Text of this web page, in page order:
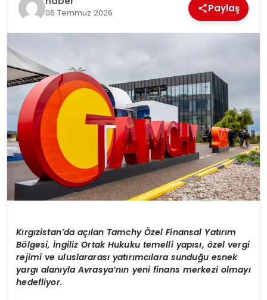
06 Temmuz 2026 Paylaş
Kırgızistan’da açılan Tamchy Özel Finansal Yatırım
Bölgesi, İngiliz Ortak Hukuku temelli yapısı, özel vergi
rejimi ve uluslararası yatırımcılara sunduğu esnek
yargı alanıyla Avrasya’nın yeni finans merkezi olmayı
hedefliyor.